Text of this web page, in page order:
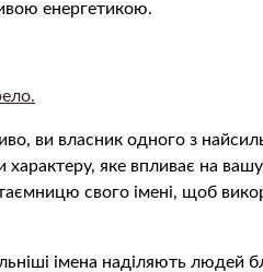
енергетикою.
ви власник одного з
характеру, яке впливає на
свого імені, щоб
імена наділяють людей